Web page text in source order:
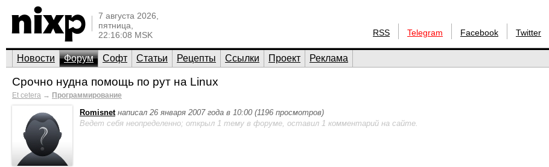
7 августа 2026,
пятница,
22:16:08 MSK
RSS Telegram Facebook Twitter
Новости Форум Софт Статьи Рецепты Ссылки Проект Реклама
Срочно нудна помощь по рут на Linux
Et cetera → Программирование
Romisnet написал 26 января 2007 года в 10:00 (1196 просмотров)
Ведет себя неопределенно; открыл 1 тему в форуме, оставил 1 комментарий на сайте.